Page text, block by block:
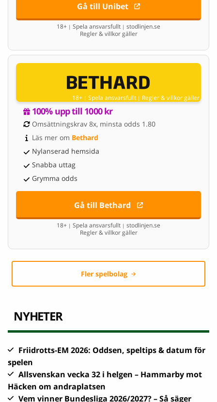
Gå till Unibet
18+ | Spela ansvarsfullt | stodlinjen.se
Regler & villkor gäller
18+ | Spela ansvarsfullt | Regler & villkor gäller
100% upp till 1000 kr
Omsättningskrav 8x, minsta odds 1.80
Läs mer om Bethard
Nylanserad hemsida
Snabba uttag
Grymma odds
Gå till Bethard
18+ | Spela ansvarsfullt | stodlinjen.se
Regler & villkor gäller
Fler spelbolag
NYHETER
Friidrotts-EM 2026: Oddsen, speltips & datum för
spelen
Allsvenskan vecka 32 i helgen – Hammarby mot
Häcken om andraplatsen
Vem vinner Bundesliga 2026/2027? – Så säger